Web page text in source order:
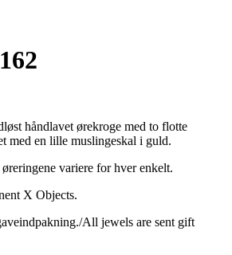
håndlavet ørekroge med to flotte
med en lille muslingeskal i guld.
variere for hver enkelt.
X Objects.
All jewels are sent gift